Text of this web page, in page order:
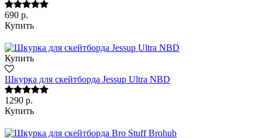
690 р.
Купить
Купить
Шкурка для скейтборда Jessup Ultra NBD
1290 р.
Купить